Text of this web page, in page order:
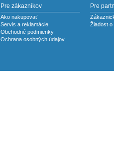
Pre zákazníkov
Ako nakupovať
Servis a reklamácie
Obchodné podmienky
Ochrana osobných údajov
Pre
Žiadost